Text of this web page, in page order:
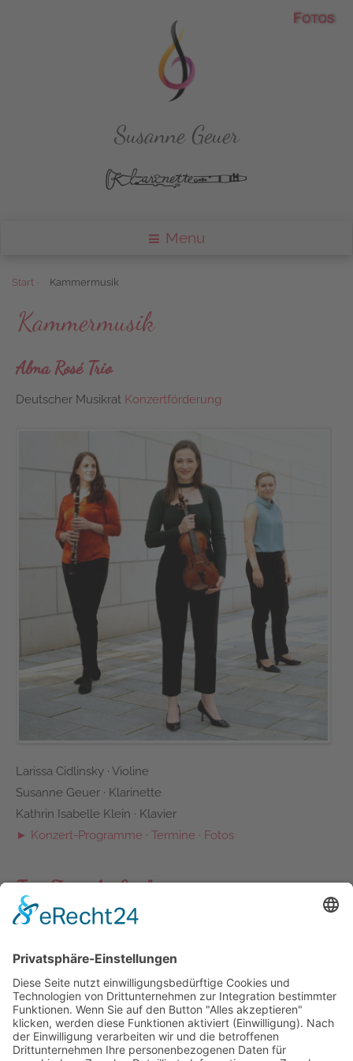
Susanne Geuer
Menu
Start · Kammermusik
Kammermusik
Alma Rosé Trio
Deutscher Musikrat Konzertförderung
Larissa Cidlinsky · Violine
Susanne Geuer · Klarinette
Kathrin Isabelle Klein · Klavier
► Konzert-Programme · Termine · Fotos
Trio „Zwei plus Eins"
Deutscher MusikratKonzertförderung
Kathrin Isabelle Klein · Klavier
Susanne Geuer · Klarinette
► Konzert-Programme · Termine · Fotos